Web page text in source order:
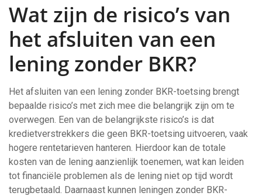
Wat zijn de risico’s van
het afsluiten van een
lening zonder BKR?
Het afsluiten van een lening zonder BKR-toetsing brengt
bepaalde risico’s met zich mee die belangrijk zijn om te
overwegen. Een van de belangrijkste risico’s is dat
kredietverstrekkers die geen BKR-toetsing uitvoeren, vaak
hogere rentetarieven hanteren. Hierdoor kan de totale
kosten van de lening aanzienlijk toenemen, wat kan leiden
tot financiële problemen als de lening niet op tijd wordt
terugbetaald. Daarnaast kunnen leningen zonder BKR-